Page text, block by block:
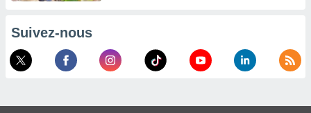
Suivez-nous